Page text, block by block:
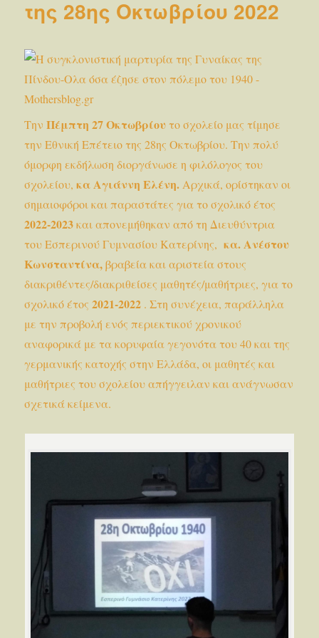
της 28ης Οκτωβρίου 2022
ΤηνΠέμπτη 27 Οκτωβρίουτο σχολείο μας τίμησε
την Εθνική Επέτειο της 28ης Οκτωβρίου. Την πολύ
όμορφη εκδήλωση διοργάνωσε η φιλόλογος του
σχολείου,κα Αγιάννη Ελένη. Αρχικά, ορίστηκαν οι
σημαιοφόροι και παραστάτες για το σχολικό έτος
2022-2023και απονεμήθηκαν από τη Διευθύντρια
του Εσπερινού Γυμνασίου Κατερίνης, κα. Ανέστου
Κωνσταντίνα,βραβεία και αριστεία στους
διακριθέντες/διακριθείσες μαθητές/μαθήτριες, για το
σχολικό έτος2021-2022 . Στη συνέχεια, παράλληλα
με την προβολή ενός περιεκτικού χρονικού
αναφορικά με τα κορυφαία γεγονότα του 40 και της
γερμανικής κατοχής στην Ελλάδα, οι μαθητές και
μαθήτριες του σχολείου απήγγειλαν και ανάγνωσαν
σχετικά κείμενα.